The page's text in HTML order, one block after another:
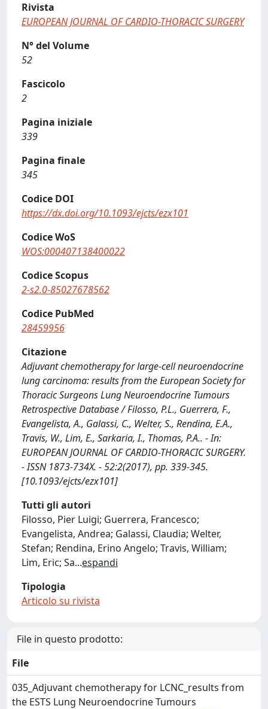
Rivista
EUROPEAN JOURNAL OF CARDIO-THORACIC SURGERY
N° del Volume
52
Fascicolo
2
Pagina iniziale
339
Pagina finale
345
Codice DOI
https://dx.doi.org/10.1093/ejcts/ezx101
Codice WoS
WOS:000407138400022
Codice Scopus
2-s2.0-85027678562
Codice PubMed
28459956
Citazione
Adjuvant chemotherapy for large-cell neuroendocrine
lung carcinoma: results from the European Society for
Thoracic Surgeons Lung Neuroendocrine Tumours
Retrospective Database / Filosso, P.L., Guerrera, F.,
Evangelista, A., Galassi, C., Welter, S., Rendina, E.A.,
Travis, W., Lim, E., Sarkaria, I., Thomas, P.A.. - In:
EUROPEAN JOURNAL OF CARDIO-THORACIC SURGERY.
- ISSN 1873-734X. - 52:2(2017), pp. 339-345.
[10.1093/ejcts/ezx101]
Tutti gli autori
Filosso, Pier Luigi; Guerrera, Francesco;
Evangelista, Andrea; Galassi, Claudia; Welter,
Stefan; Rendina, Erino Angelo; Travis, William;
Lim, Eric; Sa...espandi
Tipologia
Articolo su rivista
File in questo prodotto:
File
035_Adjuvant chemotherapy for LCNC_results from
the ESTS Lung Neuroendocrine Tumours